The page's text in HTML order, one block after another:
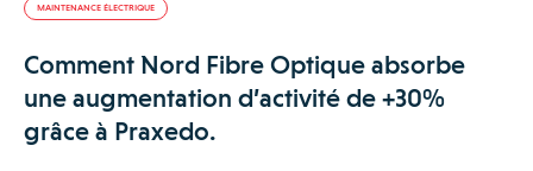
MAINTENANCE ÉLECTRIQUE
Comment Nord Fibre Optique absorbe
une augmentation d’activité de +30%
grâce à Praxedo.